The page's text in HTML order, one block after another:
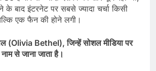
बाद इंटरनेट पर सबसे ज्यादा चर्चा किसी
एक फैन की होने लगी।
(Olivia Bethel), जिन्हें सोशल मीडिया पर
से जाना जाता है।